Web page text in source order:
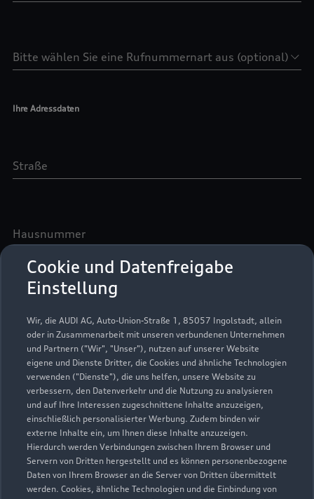
Cookie und Datenfreigabe
Einstellung
Wir, die AUDI AG, Auto-Union-Straße 1, 85057 Ingolstadt, allein
oder in Zusammenarbeit mit unseren verbundenen Unternehmen
und Partnern ("Wir", "Unser"), nutzen auf unserer Website
eigene und Dienste Dritter, die Cookies und ähnliche Technologien
verwenden ("Dienste"), die uns helfen, unsere Website zu
verbessern, den Datenverkehr und die Nutzung zu analysieren
und auf Ihre Interessen zugeschnittene Inhalte anzuzeigen,
einschließlich personalisierter Werbung. Zudem binden wir
externe Inhalte ein, um Ihnen diese Inhalte anzuzeigen.
Hierdurch werden Verbindungen zwischen Ihrem Browser und
Servern von Dritten hergestellt und es können personenbezogene
Daten von Ihrem Browser an die Server von Dritten übermittelt
werden. Cookies, ähnliche Technologien und die Einbindung von